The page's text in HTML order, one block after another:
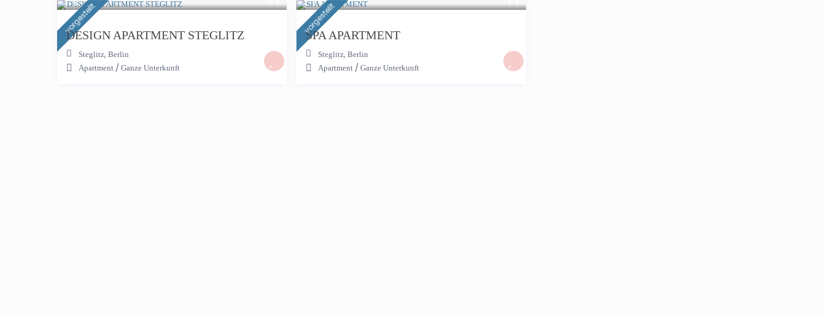
vorgestellt
DESIGN APARTMENT STEGLITZ
Steglitz, Berlin
Apartment/ Ganze Unterkunft
vorgestellt
SPA APARTMENT
Steglitz, Berlin
Apartment/ Ganze Unterkunft